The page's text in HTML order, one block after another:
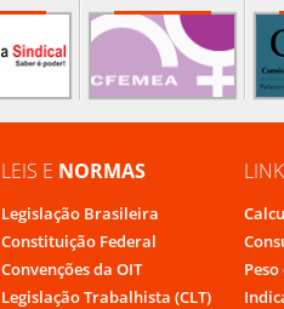
LEIS E NORMAS
Legislação Brasileira
Constituição Federal
Convenções da OIT
Legislação Trabalhista (CLT)